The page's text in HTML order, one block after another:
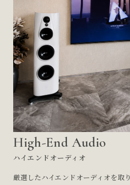
High-End Audio
ハイエンドオーディオ
厳選したハイエンドオーディオを取